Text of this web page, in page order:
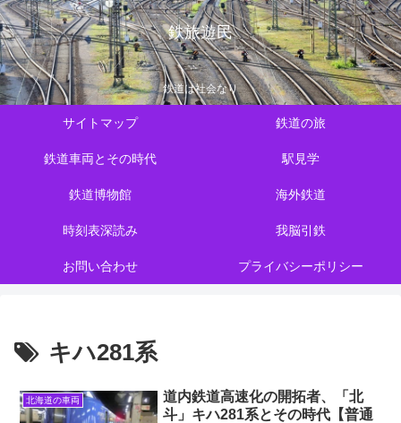
鉄旅遊民
鉄道は社会なり
サイトマップ 鉄道の旅
鉄道車両とその時代 駅見学
鉄道博物館 海外鉄道
時刻表深読み 我脳引鉄
お問い合わせ プライバシーポリシー
キハ281系
北海道の車両
道内鉄道高速化の開拓者、「北
斗」キハ281系とその時代【普通